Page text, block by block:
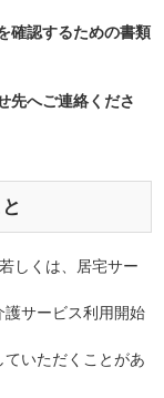
確認するための書類
先へご連絡くださ
しくは、居宅サー
サービス利用開始
いただくことがあ